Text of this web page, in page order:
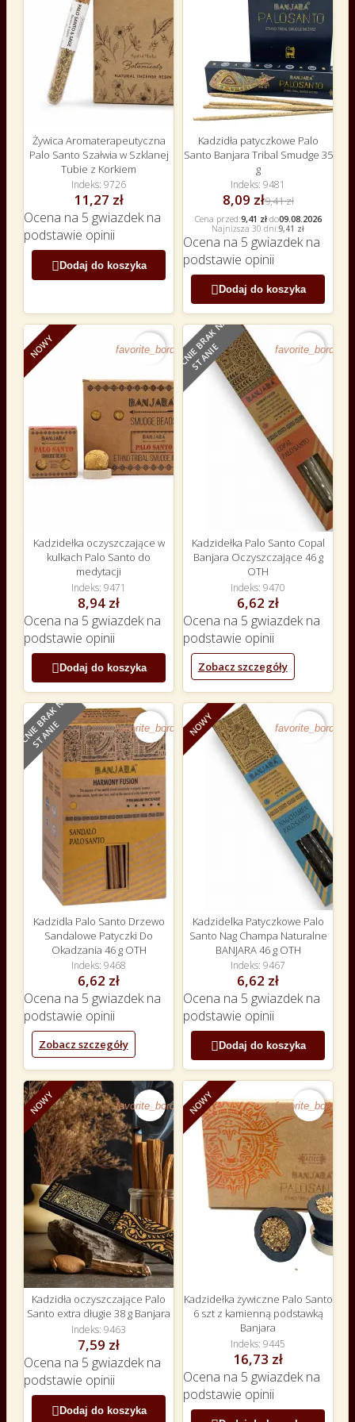
Żywica Aromaterapeutyczna
Palo Santo Szałwia w Szklanej
Tubie z Korkiem
Indeks 9726
11,27 zł
Ocena na 5 gwiazdek na
podstawie opinii
Dodaj do koszyka
Kadzidła patyczkowe Palo
Santo Banjara Tribal Smudge 35
g
Indeks 9481
8,09 zł9,41 zł
Cena przed:9,41 zł·do09.08.2026
Najniższa 30 dni:9,41 zł
Ocena na 5 gwiazdek na
podstawie opinii
 Dodaj do koszyka
NOWY favorite_border
Kadzidełka oczyszczające w
kulkach Palo Santo do
medytacji
Indeks 9471
8,94 zł
Ocena na 5 gwiazdek na
podstawie opinii
Dodaj do koszyka
NOWY
O
B
E
C
N
I
E
B
R
A
K
N
A
S
T
A
N
I
E favorite_border
Kadzidełka Palo Santo Copal
Banjara Oczyszczające 46 g
OTH
Indeks 9470
6,62 zł
Ocena na 5 gwiazdek na
podstawie opinii
Zobacz szczegóły
NOWY
O
B
E
C
N
I
E
B
R
A
K
N
A
S
T
A
N
I
E favorite_border
Kadzidla Palo Santo Drzewo
Sandalowe Patyczki Do
Okadzania 46 g OTH
Indeks 9468
6,62 zł
Ocena na 5 gwiazdek na
podstawie opinii
Zobacz szczegóły
NOWY favorite_border
Kadzidelka Patyczkowe Palo
Santo Nag Champa Naturalne
BANJARA 46 g OTH
Indeks 9467
6,62 zł
Ocena na 5 gwiazdek na
podstawie opinii
 Dodaj do koszyka
NOWY favorite_border
Kadzidła oczyszczające Palo
Santo extra długie 38 g Banjara
Indeks 9463
7,59 zł
Ocena na 5 gwiazdek na
podstawie opinii
Dodaj do koszyka
NOWY favorite_border
Kadzidełka żywiczne Palo Santo
6 szt z kamienną podstawką
Banjara
Indeks 9445
16,73 zł
Ocena na 5 gwiazdek na
podstawie opinii